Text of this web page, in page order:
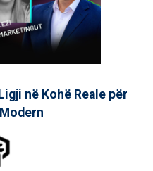
në Kohë Reale për